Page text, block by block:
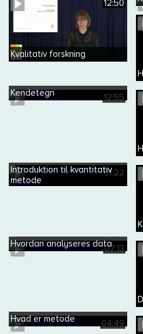
12:50
Kvalitativ forskning
12:55
Kendetegn
01:22
Introduktion til kvantitativ
metode
07:13
Hvordan analyseres data
04:49
Hvad er metode